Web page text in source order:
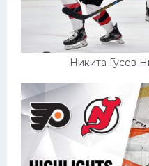
Никита Гусев